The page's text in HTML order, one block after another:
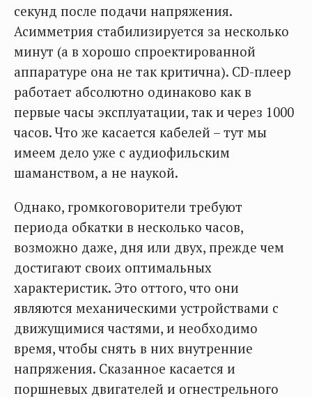
секунд после подачи напряжения.
Асимметрия стабилизируется за несколько
минут (а в хорошо спроектированной
аппаратуре она не так критична). CD-плеер
работает абсолютно одинаково как в
первые часы эксплуатации, так и через 1000
часов. Что же касается кабелей – тут мы
имеем дело уже с аудиофильским
шаманством, а не наукой.
Однако, громкоговорители требуют
периода обкатки в несколько часов,
возможно даже, дня или двух, прежде чем
достигают своих оптимальных
характеристик. Это оттого, что они
являются механическими устройствами с
движущимися частями, и необходимо
время, чтобы снять в них внутренние
напряжения. Сказанное касается и
поршневых двигателей и огнестрельного